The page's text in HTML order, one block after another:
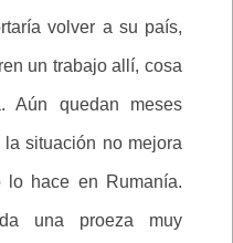
volver a su país,
un trabajo allí, cosa
Aún quedan meses
situación no mejora
lo hace en Rumanía.
una proeza muy